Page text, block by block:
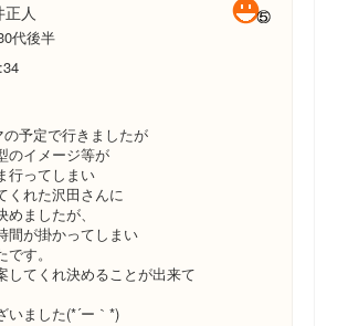
正人
代後半
予定で行きましたが
のイメージ等が
行ってしまい
くれた沢田さんに
ましたが、
間が掛かってしまい
す。
してくれ決めることが出来て
いました(*´ー｀*)